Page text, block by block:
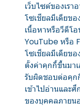
เว็บไซต์ของเรา
โซเชียลมีเดียข
เนื้อหาหรือวีดีโ
YouTube หรือ
โซเชียลมีเดียข
ตั้งค่าคุกกี้ขึ้นมา
รับผิดชอบต่อคุก
เข้าไปอ่านและ
ของบุคคลภายน